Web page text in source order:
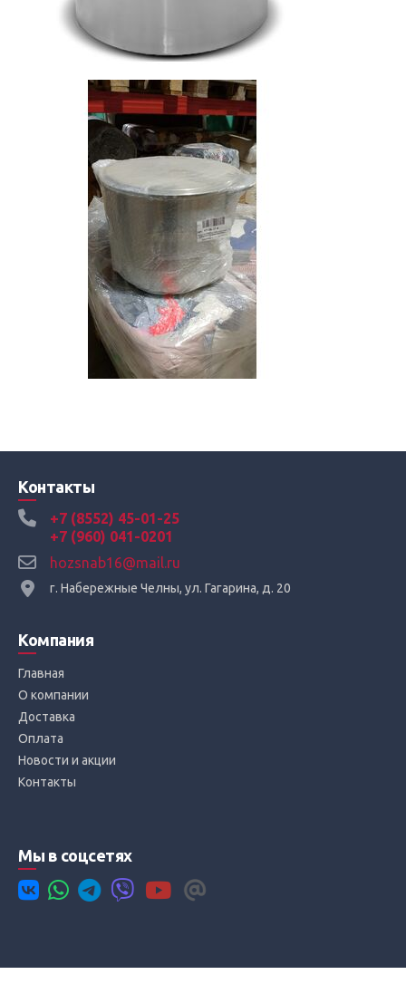
Контакты
+7 (8552) 45-01-25
+7 (960) 041-0201
hozsnab16@mail.ru
г. Набережные Челны, ул. Гагарина, д. 20
Компания
Главная
О компании
Доставка
Оплата
Новости и акции
Контакты
Мы в соцсетях